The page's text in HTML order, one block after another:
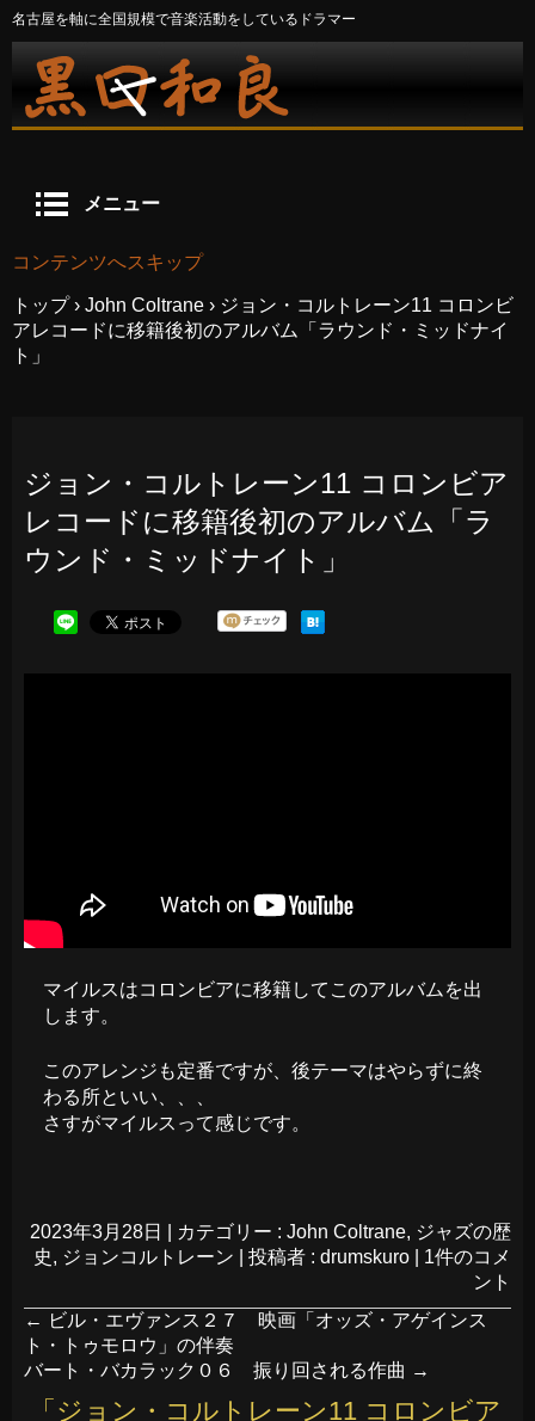
名古屋を軸に全国規模で音楽活動をしているドラマー
メニュー
コンテンツへスキップ
トップ › John Coltrane › ジョン・コルトレーン11 コロンビ
アレコードに移籍後初のアルバム「ラウンド・ミッドナイ
ト」
ジョン・コルトレーン11 コロンビア
レコードに移籍後初のアルバム「ラ
ウンド・ミッドナイト」
マイルスはコロンビアに移籍してこのアルバムを出
します。
このアレンジも定番ですが、後テーマはやらずに終
わる所といい、、、
さすがマイルスって感じです。
2023年3月28日 カテゴリー : John Coltrane, ジャズの歴
史, ジョンコルトレーン 投稿者 : drumskuro
1件のコメ
ント
← ビル・エヴァンス２７ 映画「オッズ・アゲインス
ト・トゥモロウ」の伴奏
バート・バカラック０６ 振り回される作曲 →
「 ジョン・コルトレーン11 コロンビア